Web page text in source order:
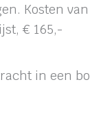
Kosten
€ 165,-
in een